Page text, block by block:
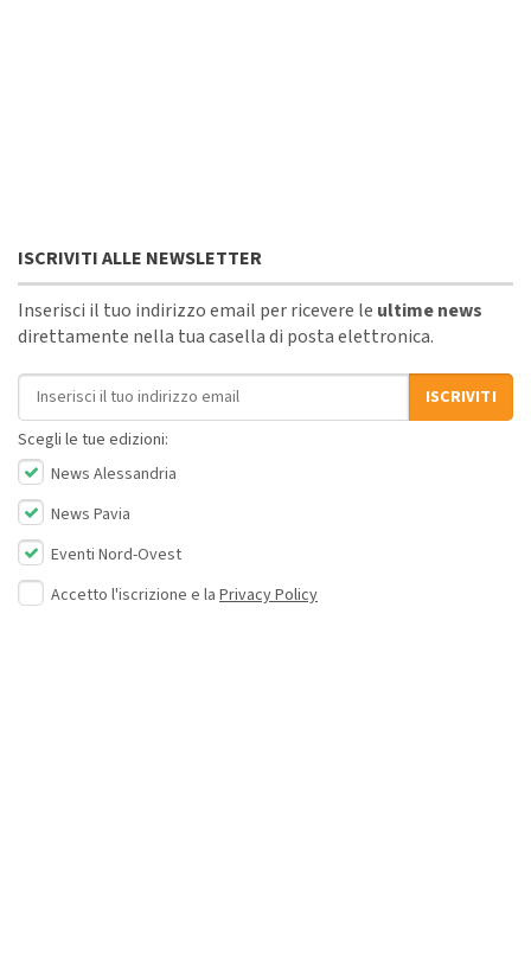
ISCRIVITI ALLE NEWSLETTER
Inserisci il tuo indirizzo email per ricevere le ultime news
direttamente nella tua casella di posta elettronica.
Indirizzo email
ISCRIVITI
Scegli le tue edizioni:
News Alessandria
News Pavia
Eventi Nord-Ovest
Accetto l'iscrizione e la Privacy Policy